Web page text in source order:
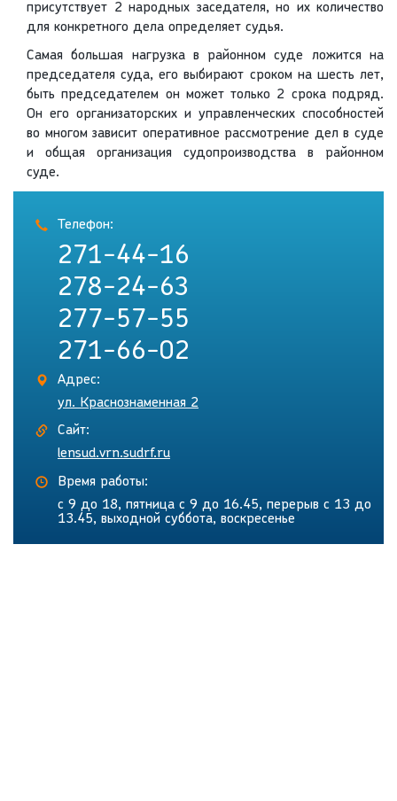
присутствует 2 народных заседателя, но их количество
для конкретного дела определяет судья.
Самая большая нагрузка в районном суде ложится на
председателя суда, его выбирают сроком на шесть лет,
быть председателем он может только 2 срока подряд.
Он его организаторских и управленческих способностей
во многом зависит оперативное рассмотрение дел в суде
и общая организация судопроизводства в районном
суде.
Телефон:
271-44-16
278-24-63
277-57-55
271-66-02
Адрес:
ул. Краснознаменная 2
Сайт:
lensud.vrn.sudrf.ru
Время работы:
с 9 до 18, пятница с 9 до 16.45, перерыв с 13 до
13.45, выходной суббота, воскресенье